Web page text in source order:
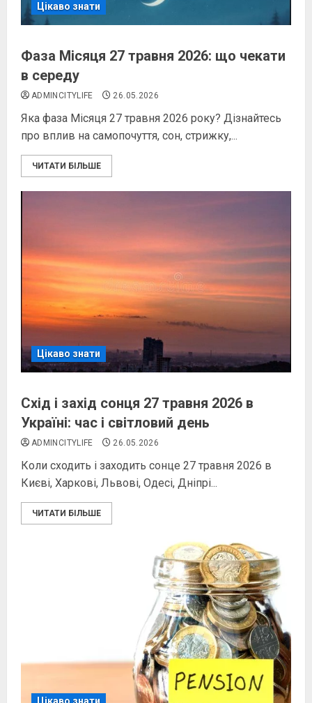
Цікаво знати
Фаза Місяця 27 травня 2026: що чекати
в середу
ADMINCITYLIFE 26.05.2026
Яка фаза Місяця 27 травня 2026 року? Дізнайтесь
про вплив на самопочуття, сон, стрижку,...
ЧИТАТИ БІЛЬШЕ
Цікаво знати
Схід і захід сонця 27 травня 2026 в
Україні: час і світловий день
ADMINCITYLIFE 26.05.2026
Коли сходить і заходить сонце 27 травня 2026 в
Києві, Харкові, Львові, Одесі, Дніпрі...
ЧИТАТИ БІЛЬШЕ